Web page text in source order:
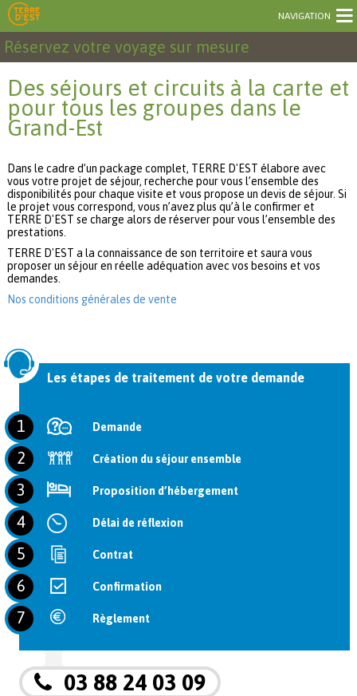
NAVIGATION
Réservez votre voyage sur mesure
Des séjours et circuits à la carte et
pour tous les groupes dans le
Grand-Est
Dans le cadre d’un package complet, TERRE D'EST élabore avec
vous votre projet de séjour, recherche pour vous l’ensemble des
disponibilités pour chaque visite et vous propose un devis de séjour. Si
le projet vous correspond, vous n’avez plus qu’à le confirmer et
TERRE D'EST se charge alors de réserver pour vous l’ensemble des
prestations.
TERRE D'EST a la connaissance de son territoire et saura vous
proposer un séjour en réelle adéquation avec vos besoins et vos
demandes.
Nos conditions générales de vente
Les étapes de traitement de votre demande
1 Demande
2 Création du séjour ensemble
3 Proposition d’hébergement
4 Délai de réflexion
5 Contrat
6 Confirmation
7 Règlement
03 88 24 03 09